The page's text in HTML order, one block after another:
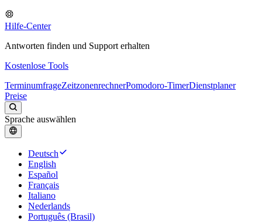
Hilfe-Center
Antworten finden und Support erhalten
Kostenlose Tools
TerminumfrageZeitzonenrechnerPomodoro-TimerDienstplaner
Preise
Sprache auswählen
Deutsch
English
Español
Français
Italiano
Nederlands
Português (Brasil)